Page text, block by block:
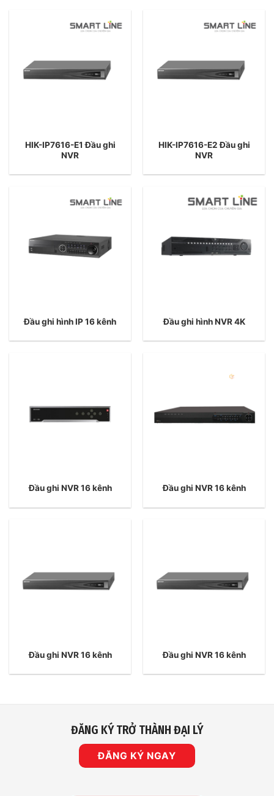
HIK-IP7616-E1 Đầu ghi
NVR
HIK-IP7616-E2 Đầu ghi
NVR
Đầu ghi hình IP 16 kênh Đầu ghi hình NVR 4K
Đầu ghi NVR 16 kênh Đầu ghi NVR 16 kênh
Đầu ghi NVR 16 kênh Đầu ghi NVR 16 kênh
ĐĂNG KÝ TRỞ THÀNH ĐẠI LÝ
ĐĂNG KÝ NGAY